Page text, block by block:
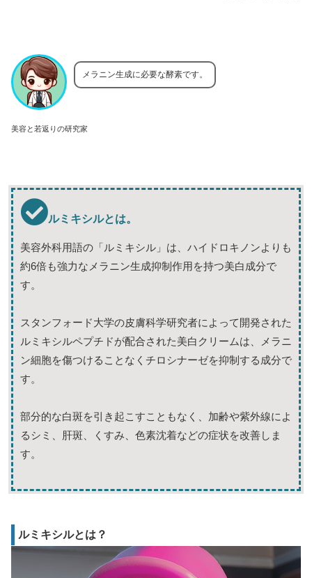
美容と若返りの研究家
メラニン生成に必要な酵素です。
ルミキシルとは。
美容外科用語の「ルミキシル」は、ハイドロキノンよりも
約6倍も強力なメラニン生成抑制作用を持つ美白成分で
す。
スタンフォード大学の皮膚科学研究者によって開発された
ルミキシルペプチドが配合された美白クリームは、メラニ
ン細胞を傷つけることなくチロシナーゼを抑制する成分で
す。
部分的な白斑を引き起こすこともなく、加齢や紫外線によ
るシミ、肝斑、くすみ、色素沈着などの症状を改善しま
す。
ルミキシルとは？